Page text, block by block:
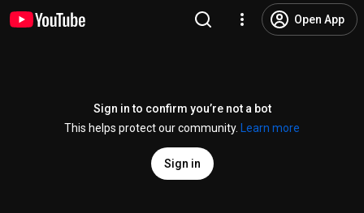
Open App
Sign in to confirm you’re not a bot
This helps protect our community.
Learn more
Sign in